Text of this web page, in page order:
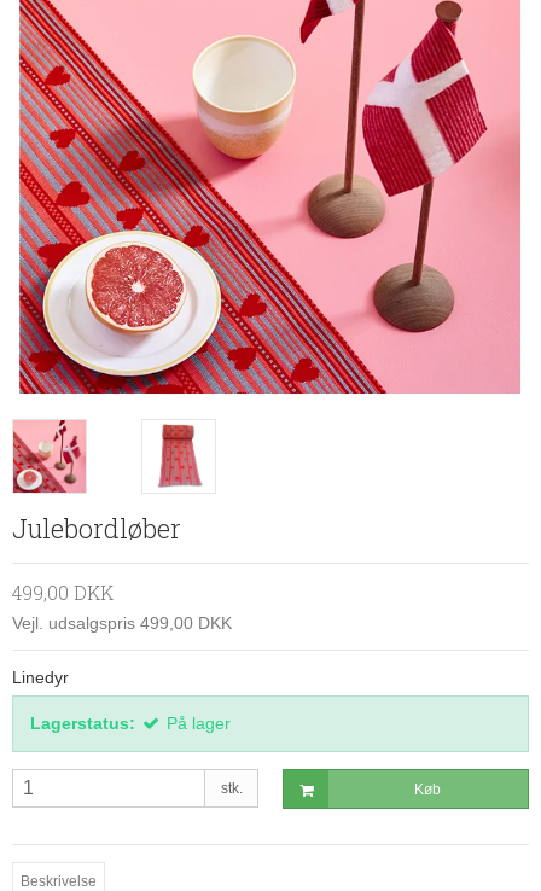
Julebordløber
499,00 DKK
Vejl. udsalgspris 499,00 DKK
Linedyr
Lagerstatus: På lager
stk. Køb
Beskrivelse